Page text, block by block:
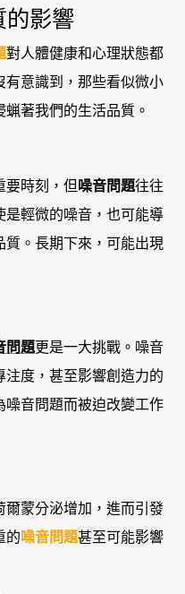
的影響
對人體健康和心理狀態都
有意識到，那些看似微小
著我們的生活品質。
要時刻，但噪音問題往往
是輕微的噪音，也可能導
質。長期下來，可能出現
問題更是一大挑戰。噪音
度，甚至影響創造力的
噪音問題而被迫改變工作
爾蒙分泌增加，進而引發
的噪音問題甚至可能影響